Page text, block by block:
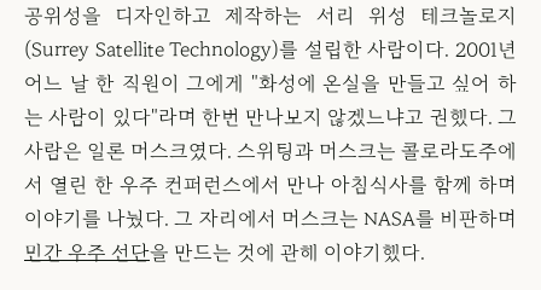
공위성을 디자인하고 제작하는 서리 위성 테크놀로지
(Surrey Satellite Technology)를 설립한 사람이다. 2001년
어느 날 한 직원이 그에게 "화성에 온실을 만들고 싶어 하
는 사람이 있다"라며 한번 만나보지 않겠느냐고 권했다. 그
사람은 일론 머스크였다. 스위팅과 머스크는 콜로라도주에
서 열린 한 우주 컨퍼런스에서 만나 아침식사를 함께 하며
이야기를 나눴다. 그 자리에서 머스크는 NASA를 비판하며
민간 우주 선단을 만드는 것에 관해 이야기했다.